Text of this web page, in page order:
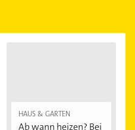
HAUS & GARTEN
Ab wann heizen? Bei